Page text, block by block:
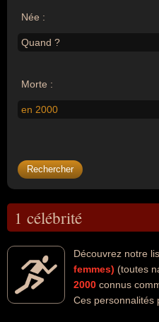
Née :
Quand ?
Morte :
en 2000
1 célébrité
Découvrez notre
femmes) (toutes
2000 connus
Ces personnalités